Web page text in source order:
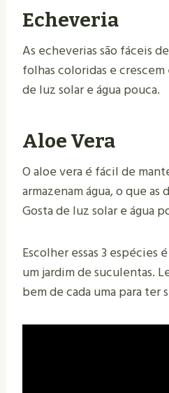
Echeveria
As echeverias são fáceis
folhas coloridas e crescem
de luz solar e água pouca.
Aloe Vera
O aloe vera é fácil de
armazenam água, o que
Gosta de luz solar e água
Escolher essas 3 espécies
um jardim de suculentas.
bem de cada uma para ter